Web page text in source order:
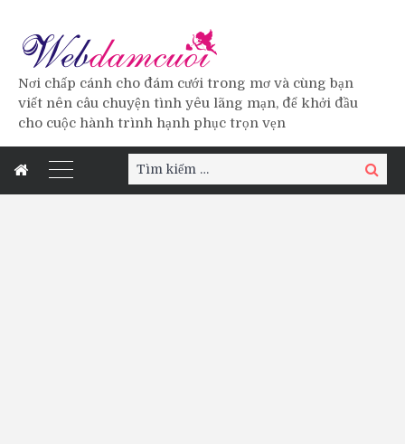
Nơi chấp cánh cho đám cưới trong mơ và cùng bạn
viết nên câu chuyện tình yêu lãng mạn, để khởi đầu
cho cuộc hành trình hạnh phục trọn vẹn
Tìm
kiếm:
Tìm
kiếm